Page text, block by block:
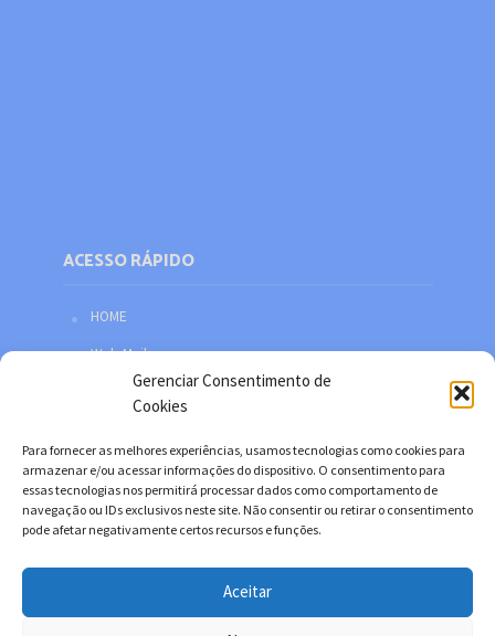
Gerenciar Consentimento de
Cookies
Para fornecer as melhores experiências, usamos tecnologias como cookies para
armazenar e/ou acessar informações do dispositivo. O consentimento para
essas tecnologias nos permitirá processar dados como comportamento de
navegação ou IDs exclusivos neste site. Não consentir ou retirar o consentimento
pode afetar negativamente certos recursos e funções.
Aceitar
ACESSO RÁPIDO
HOME
Web Mail
Política de privacidade
Facebook
Twitter
YouTube
Instagram